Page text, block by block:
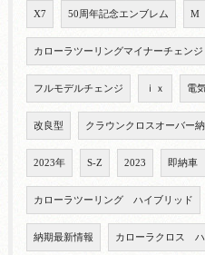
X7 50周年記念エンブレム M
カローラツーリングマイナーチェンジ
フルモデルチェンジ ｉｘ 電
改良型 クラウンクロスオーバー
2023年 S-Z 2023 即納車
カローラツーリング ハイブリッド
納期最新情報 カローラクロス ハ